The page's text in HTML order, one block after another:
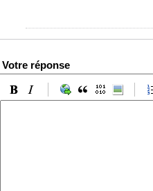
Votre réponse